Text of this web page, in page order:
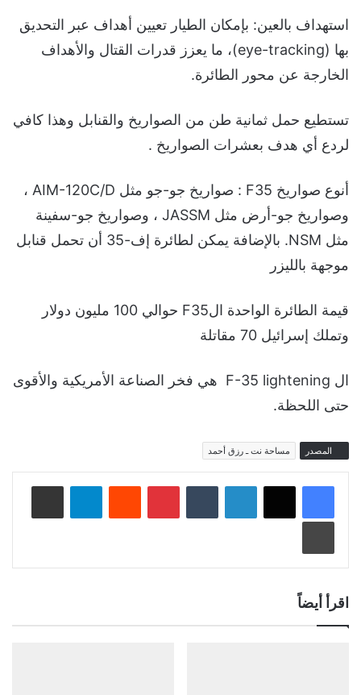
استهداف بالعين: بإمكان الطيار تعيين أهداف عبر التحديق
بها (eye-tracking)، ما يعزز قدرات القتال والأهداف
الخارجة عن محور الطائرة.
تستطيع حمل ثمانية طن من الصواريخ والقنابل وهذا كافي
لردع أي هدف بعشرات الصواريخ .
أنوع صواريخ F35 : صواريخ جو-جو مثل AIM-120C/D ،
وصواريخ جو-أرض مثل JASSM ، وصواريخ جو-سفينة
مثل NSM. بالإضافة يمكن لطائرة إف-35 أن تحمل قنابل
موجهة بالليزر
قيمة الطائرة الواحدة الF35 حوالي 100 مليون دولار
وتملك إسرائيل 70 مقاتلة
ال F-35 lightening هي فخر الصناعة الأمريكية والأقوى
حتى اللحظة.
المصدر مساحة نت ـ رزق أحمد
لينكدإن بينتيريست
اقرأ أيضاً